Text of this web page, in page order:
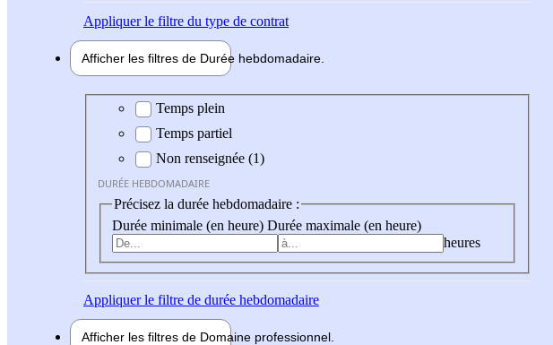
Appliquerle filtre du type de contrat
Afficher les filtres de Durée hebdomadaire
Durée hebdomadaire
Temps plein
Temps partiel
Non renseignée (1)
DURÉE HEBDOMADAIRE
Précisez la durée hebdomadaire :
Durée minimale (en heure) Durée maximale (en heure)
heures
Appliquerle filtre de durée hebdomadaire
Afficher les filtres de Domaine professionnel